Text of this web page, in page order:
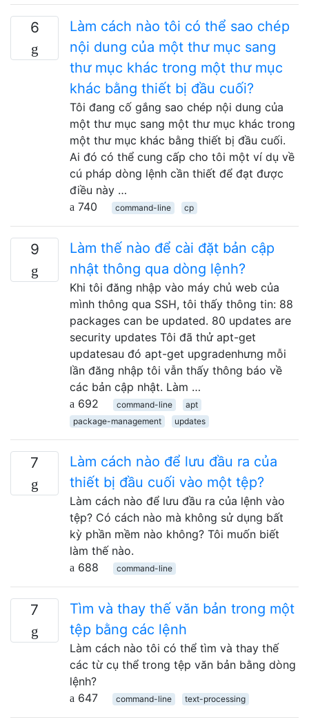
6
Làm cách nào tôi có thể sao chép
nội dung của một thư mục sang
thư mục khác trong một thư mục
khác bằng thiết bị đầu cuối?
Tôi đang cố gắng sao chép nội dung của
một thư mục sang một thư mục khác trong
một thư mục khác bằng thiết bị đầu cuối.
Ai đó có thể cung cấp cho tôi một ví dụ về
cú pháp dòng lệnh cần thiết để đạt được
điều này …
740
command-line cp
9
Làm thế nào để cài đặt bản cập
nhật thông qua dòng lệnh?
Khi tôi đăng nhập vào máy chủ web của
mình thông qua SSH, tôi thấy thông tin: 88
packages can be updated. 80 updates are
security updates Tôi đã thử apt-get
updatesau đó apt-get upgradenhưng mỗi
lần đăng nhập tôi vẫn thấy thông báo về
các bản cập nhật. Làm …
692
command-line
apt
package-management
updates
7
Làm cách nào để lưu đầu ra của
thiết bị đầu cuối vào một tệp?
Làm cách nào để lưu đầu ra của lệnh vào
tệp? Có cách nào mà không sử dụng bất
kỳ phần mềm nào không? Tôi muốn biết
làm thế nào.
688
command-line
7
Tìm và thay thế văn bản trong một
tệp bằng các lệnh
Làm cách nào tôi có thể tìm và thay thế
các từ cụ thể trong tệp văn bản bằng dòng
lệnh?
647
command-line text-processing